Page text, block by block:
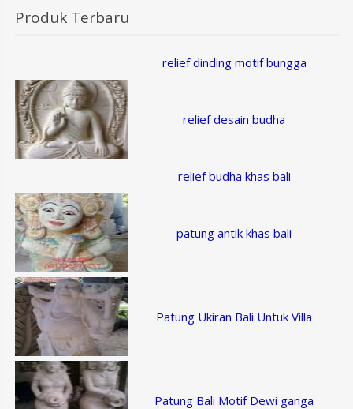
Produk Terbaru
relief dinding motif bungga
relief desain budha
relief budha khas bali
patung antik khas bali
Patung Ukiran Bali Untuk Villa
Patung Bali Motif Dewi ganga